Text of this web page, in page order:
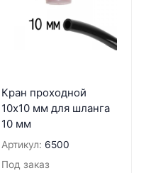
Кран проходной
10х10 мм для шланга
10 мм
Артикул: 6500
Под заказ